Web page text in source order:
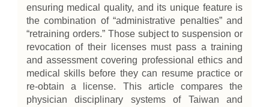
ensuring medical quality, and its unique feature is
the combination of “administrative penalties” and
“retraining orders.” Those subject to suspension or
revocation of their licenses must pass a training
and assessment covering professional ethics and
medical skills before they can resume practice or
re-obtain a license. This article compares the
physician disciplinary systems of Taiwan and